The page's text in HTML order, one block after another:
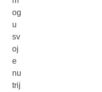
og
u
sv
oj
e
nu
trij